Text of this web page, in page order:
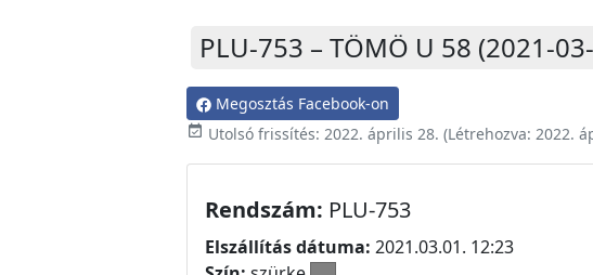
PLU-753 – TÖMÖ U 58 (2021-
Megosztás Facebook-on
event_available Utolsó frissítés: 2022. április 28. (Létrehozva: 2022.
Rendszám: PLU-753
Elszállítás dátuma: 2021.03.01. 12:23